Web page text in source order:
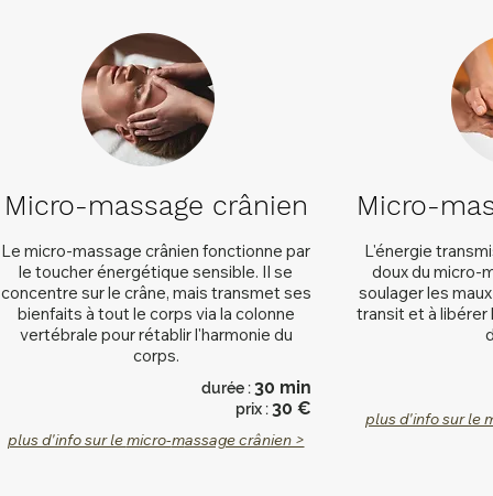
Micro-massage crânien
Le micro-massage crânien fonctionne par
le toucher énergétique sensible. Il se
concentre sur le crâne, mais transmet ses
bienfaits à tout le corps via la colonne
vertébrale pour rétablir l'harmonie du
corps.
durée :30 min
prix :30 €
plus d'info sur lemicro-massage crânien >
Micro-
L'énergie
doux du micro-
soulager les
transit et à
plus d'info sur le